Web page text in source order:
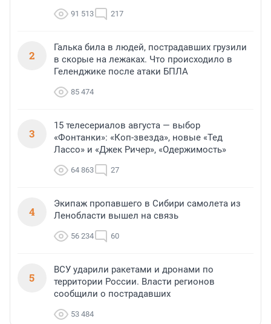
91 513 217
2
Галька била в людей, пострадавших грузили
в скорые на лежаках. Что происходило в
Геленджике после атаки БПЛА
85 474
3
15 телесериалов августа — выбор
«Фонтанки»: «Коп-звезда», новые «Тед
Лассо» и «Джек Ричер», «Одержимость»
64 863 27
4
Экипаж пропавшего в Сибири самолета из
Ленобласти вышел на связь
56 234 60
5
ВСУ ударили ракетами и дронами по
территории России. Власти регионов
сообщили о пострадавших
53 484